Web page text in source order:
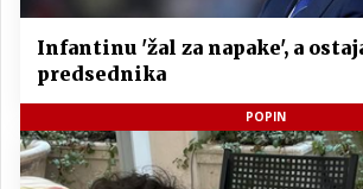
Infantinu 'žal za napake', a
predsednika
POPIN